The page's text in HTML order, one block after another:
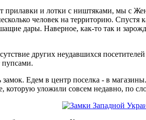
прилавки и лотки с ништяками, мы с
человек на территорию. Спустя
дары. Наверное, как-то так и
других неудавшихся
пупсами.
замок. Едем в центр поселка - в
которую уложили совсем недавно, по